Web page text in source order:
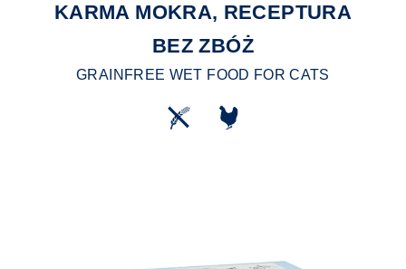
KARMA MOKRA, RECEPTURA
BEZ ZBÓŻ
GRAINFREE WET FOOD FOR CATS